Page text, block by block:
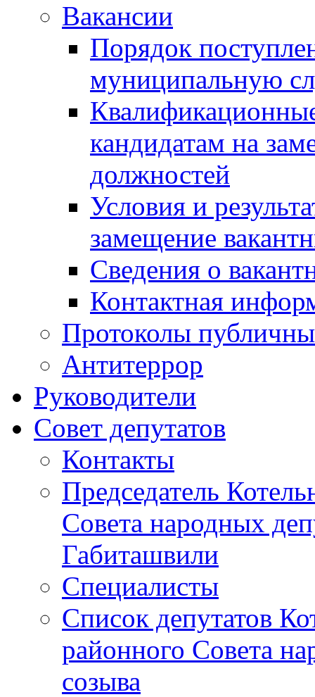
Вакансии
Порядок
муниципальную
кандидатам на
должностей
Условия и
замещение
Сведения о
Контактная
Протоколы
Антитеррор
Руководители
Совет депутатов
Контакты
Председатель
Совета народных
Габиташвили
Специалисты
Список депутатов
районного Совета
созыва